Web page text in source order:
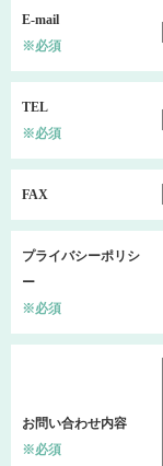
E-mail
※必須
TEL
※必須
FAX
プライバシーポリシ
ー
※必須
お問い合わせ内容
※必須